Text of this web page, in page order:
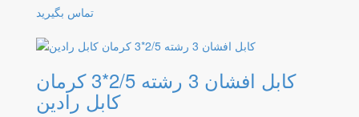
تماس بگیرید
کابل افشان 3 رشته 2/5*3 کرمان
کابل رادین